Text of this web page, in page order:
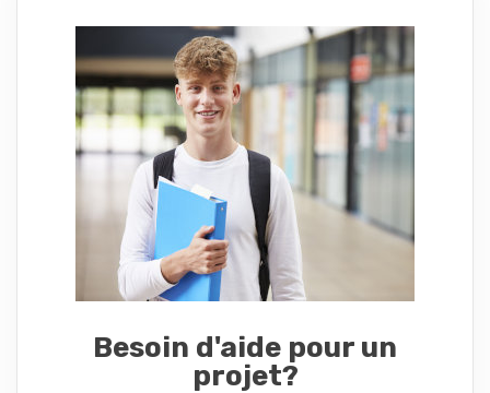
Besoin d'aide pour un
projet?